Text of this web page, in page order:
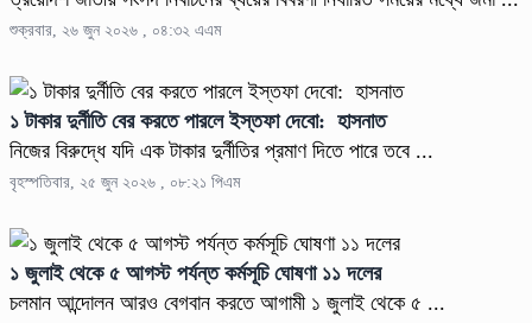
শুক্রবার, ২৬ জুন ২০২৬ , ০৪:৩২ এএম
১ টাকার দুর্নীতি বের করতে পারলে ইস্তফা দেবো: হাসনাত
নিজের বিরুদ্ধে যদি এক টাকার দুর্নীতির প্রমাণ দিতে পারে তবে ...
বৃহস্পতিবার, ২৫ জুন ২০২৬ , ০৮:২১ পিএম
১ জুলাই থেকে ৫ আগস্ট পর্যন্ত কর্মসূচি ঘোষণা ১১ দলের
চলমান আন্দোলন আরও বেগবান করতে আগামী ১ জুলাই থেকে ৫ ...